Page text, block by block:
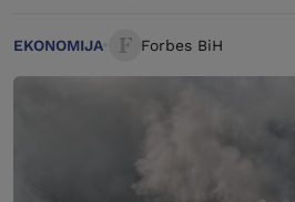
EKONOMIJA Forbes BiH